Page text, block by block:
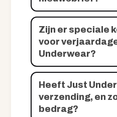
Zijn er speciale
voor
Underwear?
Heeft Just
verzending, en
bedrag?